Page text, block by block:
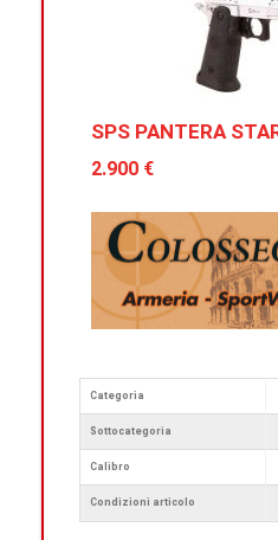
SPS PANTERA
2.900 €
Categoria
Sottocategoria
Calibro
Condizioni articolo